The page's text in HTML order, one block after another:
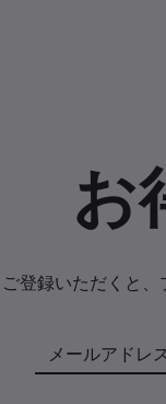
お
ご登録いただくと、
メールアドレス